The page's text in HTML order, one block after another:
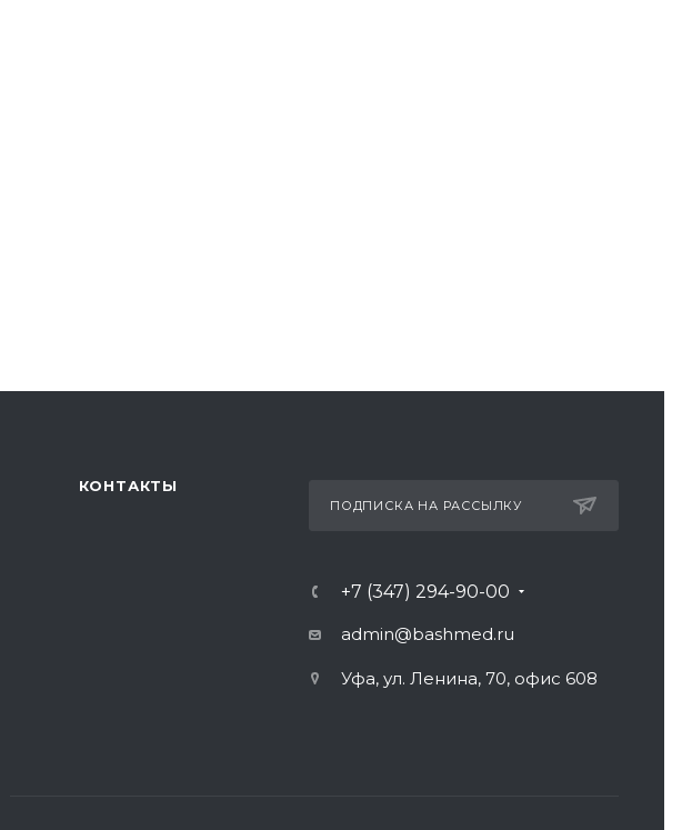
КОНТАКТЫ
ПОДПИСКА НА РАССЫЛКУ
+7 (347) 294-90-00
admin@bashmed.ru
Уфа, ул. Ленина, 70, офис 608